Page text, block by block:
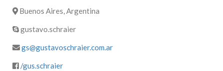
Buenos Aires, Argentina
gustavo.schraier
gs@gustavoschraier.com.ar
/gus.schraier